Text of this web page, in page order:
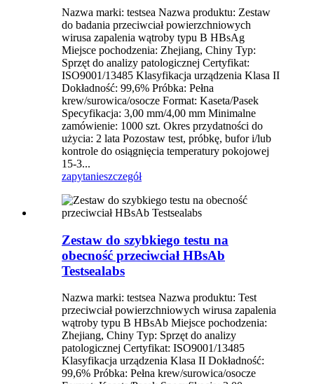
Nazwa marki: testsea Nazwa produktu: Zestaw
do badania przeciwciał powierzchniowych
wirusa zapalenia wątroby typu B HBsAg
Miejsce pochodzenia: Zhejiang, Chiny Typ:
Sprzęt do analizy patologicznej Certyfikat:
ISO9001/13485 Klasyfikacja urządzenia Klasa II
Dokładność: 99,6% Próbka: Pełna
krew/surowica/osocze Format: Kaseta/Pasek
Specyfikacja: 3,00 mm/4,00 mm Minimalne
zamówienie: 1000 szt. Okres przydatności do
użycia: 2 lata Pozostaw test, próbkę, bufor i/lub
kontrole do osiągnięcia temperatury pokojowej
15-3...
zapytanieszczegół
Zestaw do szybkiego testu na
obecność przeciwciał HBsAb
Testsealabs
Nazwa marki: testsea Nazwa produktu: Test
przeciwciał powierzchniowych wirusa zapalenia
wątroby typu B HBsAb Miejsce pochodzenia:
Zhejiang, Chiny Typ: Sprzęt do analizy
patologicznej Certyfikat: ISO9001/13485
Klasyfikacja urządzenia Klasa II Dokładność:
99,6% Próbka: Pełna krew/surowica/osocze